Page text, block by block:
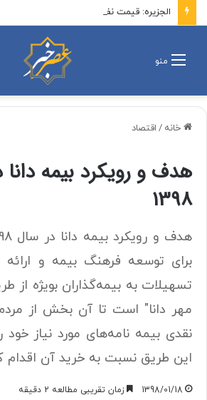
منو
خانه / اقتصاد
هدف و رویکرد بیمه
1398
برای توسعه فرهنگ بیمه و
تسهیلات به بیمه‌گذاران بویژه از
مهر دانا" است تا آن بخش از
نقدی بیمه نامه‌های مورد نیاز خود را
این طریق نسبت به خرید آن اقدام
1398/01/18 زمان تقریبی مطالعه 2 دقیقه